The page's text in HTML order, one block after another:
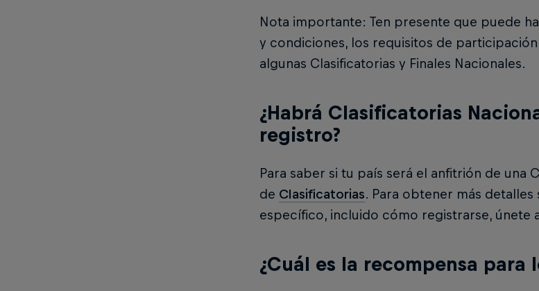
Nota importante: Ten presente que puede
y condiciones, los requisitos de
algunas Clasificatorias y Finales Nacionales.
¿Habrá Clasificatorias
registro?
Para saber si tu país será el anfitrión de una
de Clasificatorias. Para obtener más
específico, incluido cómo registrarse, únete
¿Cuál es la recompensa para